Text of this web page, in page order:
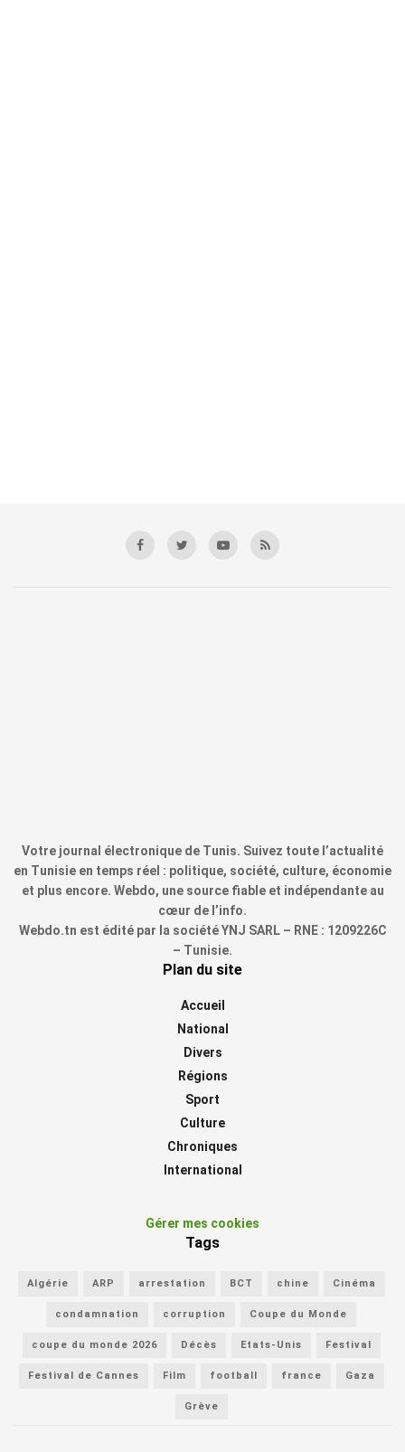
Votre journal électronique de Tunis. Suivez toute l’actualité
en Tunisie en temps réel : politique, société, culture, économie
et plus encore. Webdo, une source fiable et indépendante au
cœur de l’info.
Webdo.tn est édité par la société YNJ SARL – RNE : 1209226C
– Tunisie.
Plan du site
Accueil
National
Divers
Régions
Sport
Culture
Chroniques
International
Gérer mes cookies
Tags
Algérie ARP arrestation BCT chine Cinéma
condamnation corruption Coupe du Monde
coupe du monde 2026 Décès Etats-Unis Festival
Festival de Cannes Film football france Gaza
Grève